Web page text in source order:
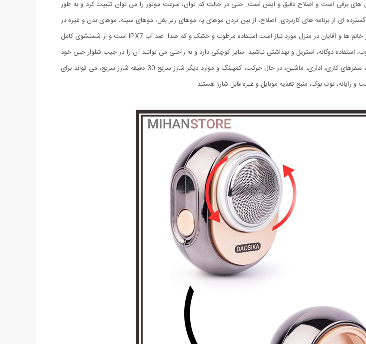
می رسد که دو برابر ریش تراش های برقی است و اصلاح دقیق و ایمن است. حتی در حالت کم توان، سرعت موتور را می توان تثبیت کرد و به طور
ای از برنامه های کاربردی. اصلاح، از بین بردن موهای پا، موهای زیر بغل، موهای سینه، موهای بدن و غیره در
یک دستگاه قابل انجام است، فقط یک دستگاه ریش تراش برقی قابل حمل مینی برای مراقبت از خانم ها و آقایان در منزل مورد نیاز است.استفاده مرطوب و خشک و کم صدا. ضد آب IPX7 است و از شستشوی کامل
دوگانه، استریل و بهداشتی نباشید. سایز کوچکی دارد و به راحتی می توانید آن را در جیب شلوار جین خود
قرار دهید و آن را بردارید. بدنه فلزی آلومینیومی، بادوام و راحت. مناسب برای سفرهای هوایی، سفرهای کاری، اداری، ماشین، در حال حرکت، کمپینگ و موارد دیگر.شارژ سریع 30 دقیقه شارژ سریع، می تواند برای